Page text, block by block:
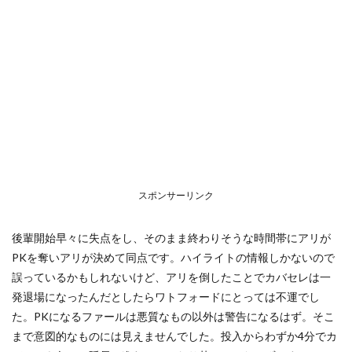
スポンサーリンク
後輩開始早々に失点をし、そのまま終わりそうな時間帯にアリが
PKを奪いアリが決めて同点です。ハイライトの情報しかないので
誤っているかもしれないけど、アリを倒したことでカバセレは一
発退場になったんだとしたらワトフォードにとっては不運でし
た。PKになるファールは悪質なもの以外は警告になるはず。そこ
まで意図的なものには見えませんでした。投入からわずか4分でカ